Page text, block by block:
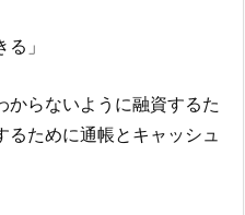
」
からないように融資するた
るために通帳とキャッシュ